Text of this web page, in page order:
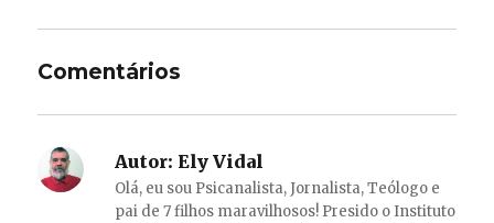
Comentários
Autor: Ely Vidal
Olá, eu sou Psicanalista, Jornalista, Teólogo e
pai de 7 filhos maravilhosos! Presido o Instituto